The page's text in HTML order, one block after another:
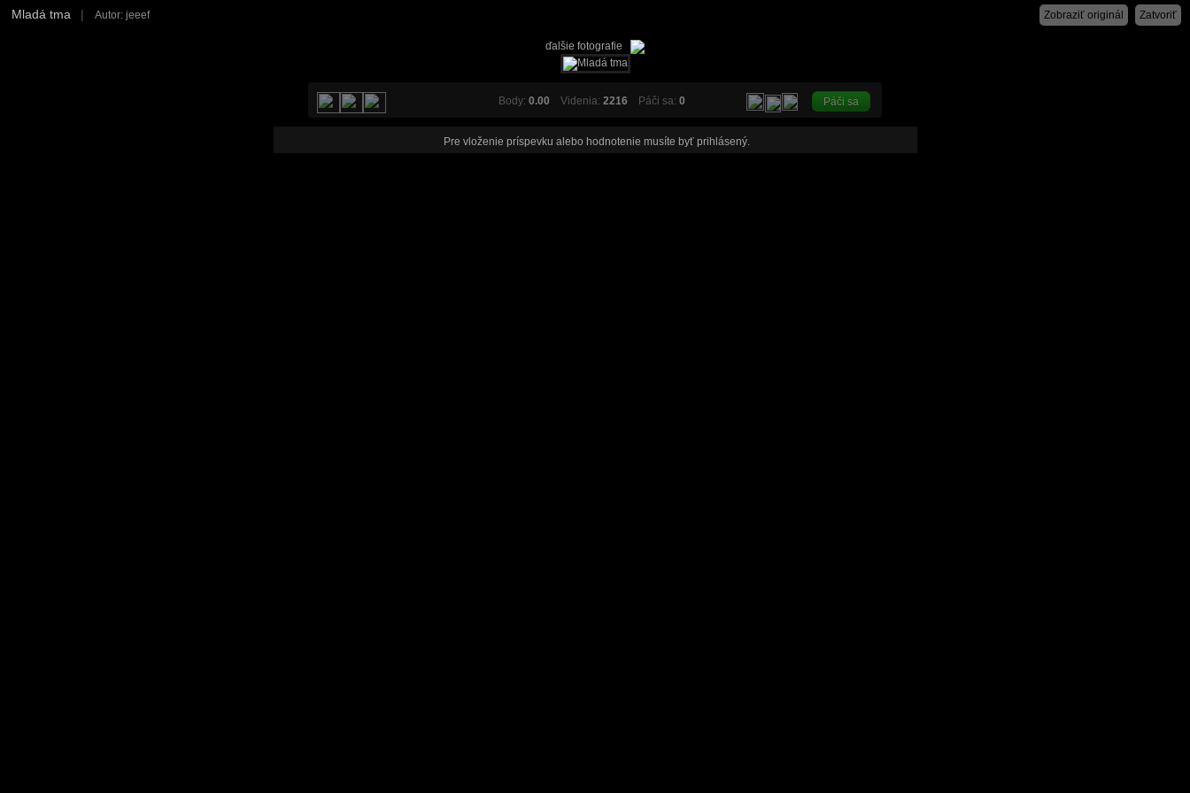
Mladá tma | Autor: jeeef Zatvoriť
Zobraziť originál
ďalšie fotografie
Body: 0.00 Videnia: 2216 Páči sa: 0 Páči sa
Pre vloženie príspevku alebo hodnotenie musíte byť prihlásený.